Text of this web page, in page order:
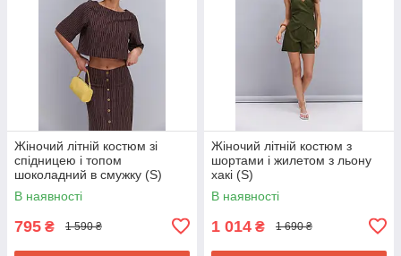
Жіночий літній костюм зі
спідницею і топом
шоколадний в смужку (S)
В наявності
795 ₴ 1 590 ₴
Жіночий літній костюм з
шортами і жилетом з льону
хакі (S)
В наявності
1 014 ₴ 1 690 ₴